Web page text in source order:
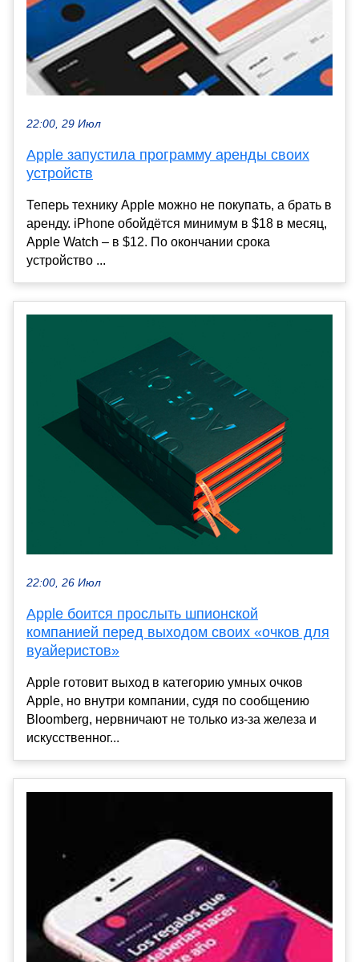
22:00, 29 Июл
Apple запустила программу аренды своих
устройств
Теперь технику Apple можно не покупать, а брать в
аренду. iPhone обойдётся минимум в $18 в месяц,
Apple Watch – в $12. По окончании срока
устройство ...
22:00, 26 Июл
Apple боится прослыть шпионской
компанией перед выходом своих «очков для
вуайеристов»
Apple готовит выход в категорию умных очков
Apple, но внутри компании, судя по сообщению
Bloomberg, нервничают не только из-за железа и
искусственног...